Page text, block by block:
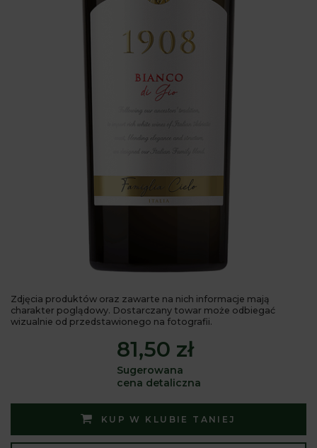
Zdjęcia produktów oraz zawarte na nich informacje mają
charakter poglądowy. Dostarczany towar może odbiegać
wizualnie od przedstawionego na fotografii.
81,50 zł
Sugerowana
cena detaliczna
KUP W KLUBIE TANIEJ